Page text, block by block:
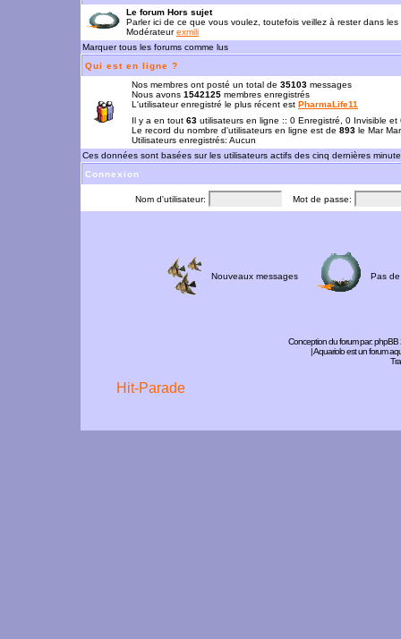
Le forum Hors sujet
Parler ici de ce que vous voulez, toutefois veillez à rester dans les
Modérateurexmili
Marquer tous les forums comme lus
Qui est en ligne ?
Nos membres ont posté un total de 35103 messages
Nous avons 1542125 membres enregistrés
L'utilisateur enregistré le plus récent est PharmaLife11
Il y a en tout 63 utilisateurs en ligne :: 0 Enregistré, 0 Invisible
Le record du nombre d'utilisateurs en ligne est de 893 le Mar
Utilisateurs enregistrés: Aucun
Ces données sont basées sur les utilisateurs actifs des cinq dernières
Connexion
Nom d'utilisateur: Mot de passe:
Nouveaux messages Pas
Conception du forum par:phpBB
| Aquariolo est un forum